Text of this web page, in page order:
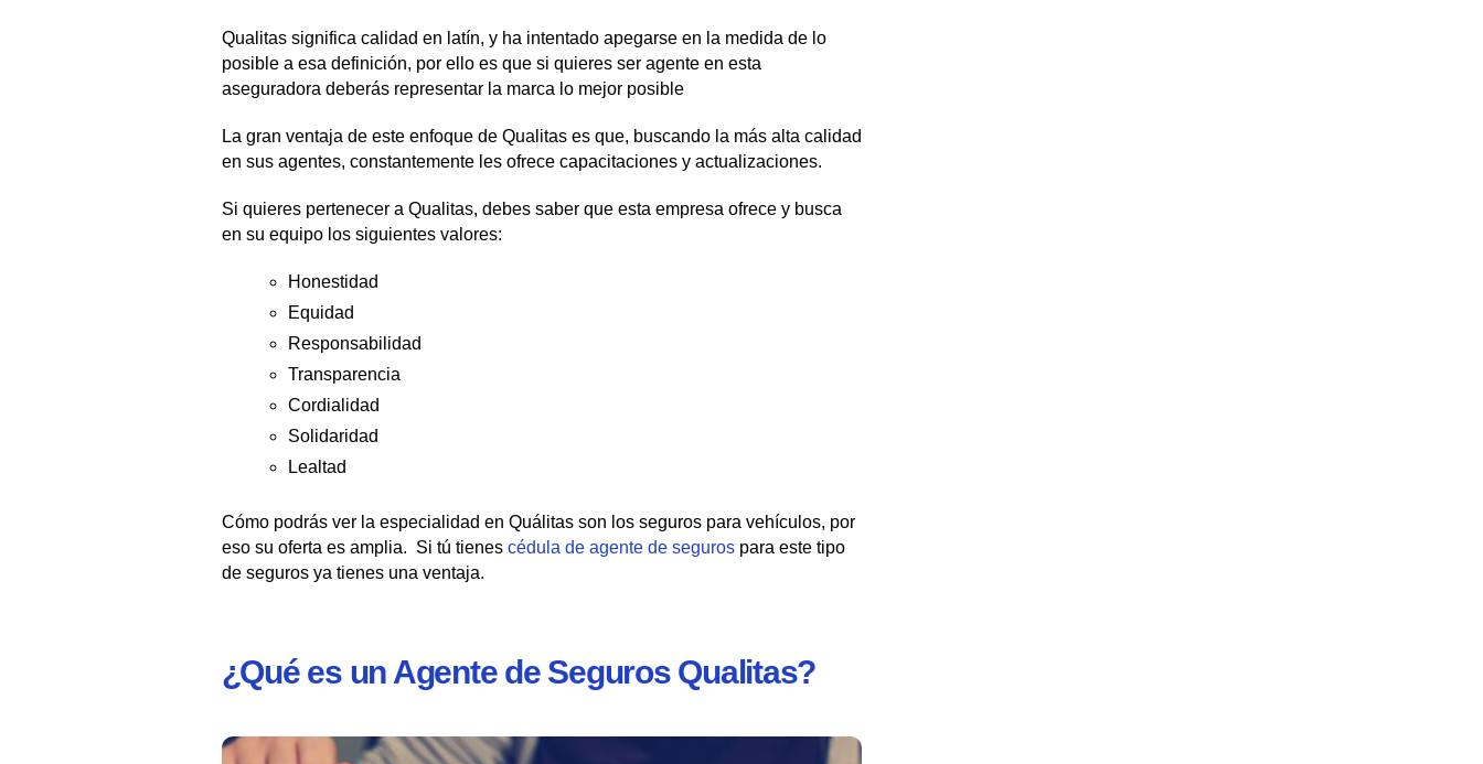
Qualitas significa calidad en latín, y ha intentado apegarse en la medida de lo
posible a esa definición, por ello es que si quieres ser agente en esta
aseguradora deberás representar la marca lo mejor posible
La gran ventaja de este enfoque de Qualitas es que, buscando la más alta calidad
en sus agentes, constantemente les ofrece capacitaciones y actualizaciones.
Si quieres pertenecer a Qualitas, debes saber que esta empresa ofrece y busca
en su equipo los siguientes valores:
Honestidad
Equidad
Responsabilidad
Transparencia
Cordialidad
Solidaridad
Lealtad
Cómo podrás ver la especialidad en Quálitas son los seguros para vehículos, por
eso su oferta es amplia. Si tú tienes cédula de agente de segurospara este tipo
de seguros ya tienes una ventaja.
¿Qué es un Agente de Seguros Qualitas?